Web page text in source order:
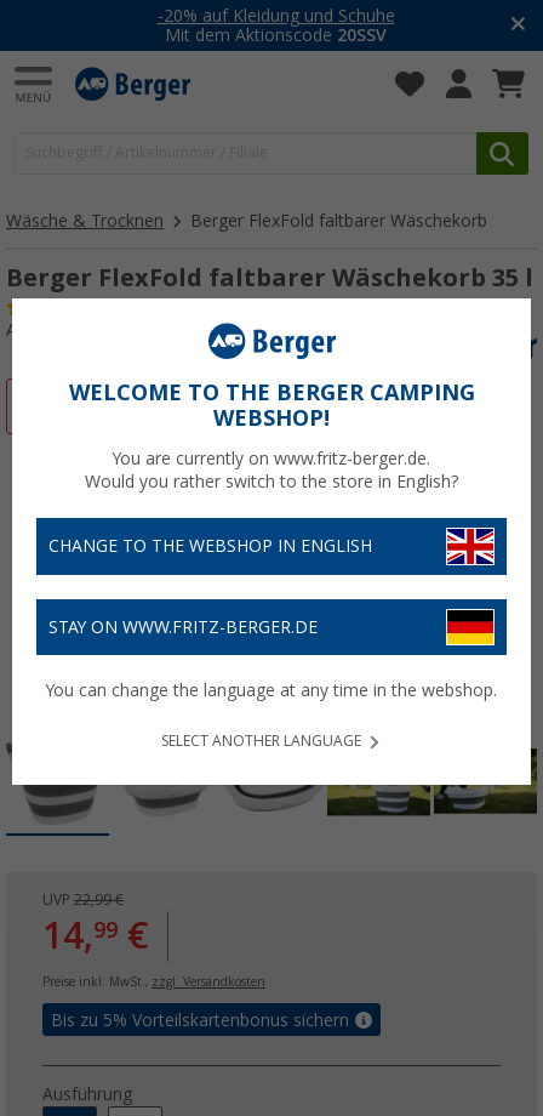
-20% auf Kleidung und Schuhe
Mit dem Aktionscode 20SSV
Wäsche & Trocknen Berger FlexFold faltbarer Wäschekorb
Berger FlexFold faltbarer Wäschekorb 35 l
Art.-Nr.: 210197
UVP 22,99 €
14,99 €
Preise inkl. MwSt., zzgl. Versandkosten
Bis zu 5% Vorteilskartenbonus sichern
Ausführung
WELCOME TO THE BERGER CAMPING
WEBSHOP!
You are currently on www.fritz-berger.de.
Would you rather switch to the store in English?
CHANGE TO THE WEBSHOP IN ENGLISH
STAY ON WWW.FRITZ-BERGER.DE
You can change the language at any time in the webshop.
SELECT ANOTHER LANGUAGE